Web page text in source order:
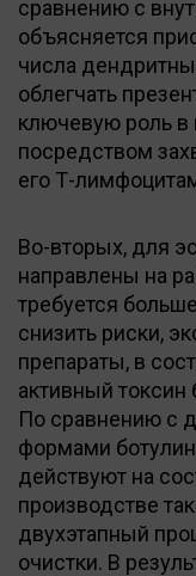
сравнению с
объясняется
числа
облегчать
ключевую роль в
посредством
его Т-
Во-вторых, для
направлены на
требуется
снизить риски,
препараты, в
активный токсин
По сравнению с
формами
действуют на
производстве
двухэтапный
очистки. В